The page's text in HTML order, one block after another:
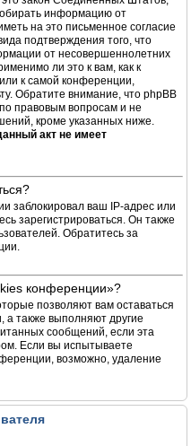
информацию от
на это письменное согласие
подтверждения того, что
от несовершеннолетних
ли это к вам, как к
к самой конференции,
Обратите внимание, что phpBB
правовым вопросам и не
кроме указанных ниже.
акт не имеет
заблокировал ваш IP-адрес или
зарегистрироваться. Он также
Обратитесь за
конференции»?
позволяют вам оставаться
а также выполняют другие
сообщений, если эта
Если вы испытываете
возможно, удаление